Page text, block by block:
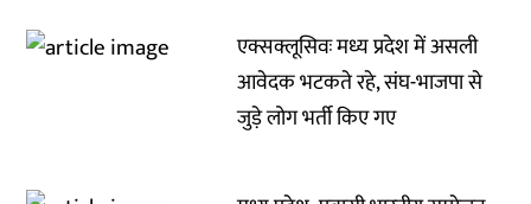
एक्सक्लूसिवः मध्य प्रदेश में असली
आवेदक भटकते रहे, संघ-भाजपा से
जुड़े लोग भर्ती किए गए